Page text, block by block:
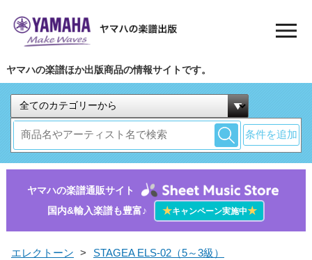
ヤマハの楽譜ほか出版商品の情報サイトです。
条件を追加
ヤマハの楽譜通販サイト
国内&輸入楽譜も豊富♪
★キャンペーン実施中★
エレクトーン >
STAGEA ELS-02（5～3級）